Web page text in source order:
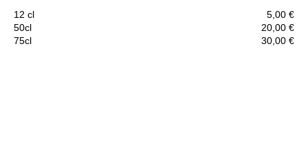
12 cl
5,00 €
50cl
20,00 €
75cl
30,00 €